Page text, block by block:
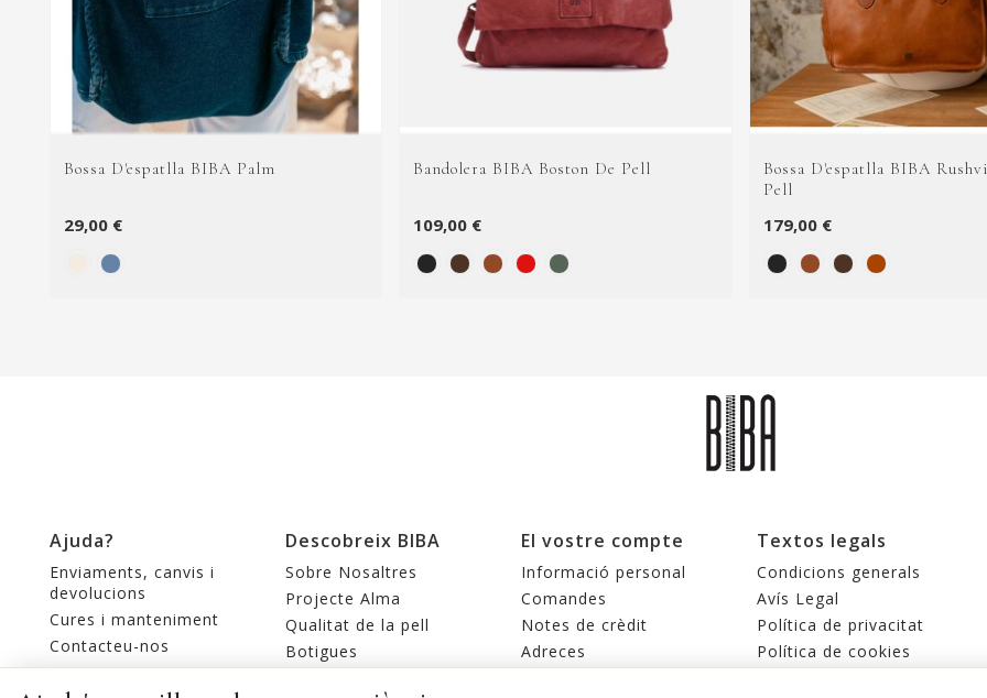
Bossa D'espatlla BIBA Palm
29,00 €
Bandolera BIBA Boston De Pell
109,00 €
Bossa D'espatlla BIBA
Pell
179,00 €
Ajuda?
Enviaments, canvis i
devolucions
Cures i manteniment
Contacteu-nos
Descobreix BIBA
Sobre Nosaltres
Projecte Alma
Qualitat de la pell
Botigues
El vostre compte
Informació personal
Comandes
Notes de crèdit
Adreces
Textos legals
Condicions generals
Avís Legal
Política de privacitat
Política de cookies